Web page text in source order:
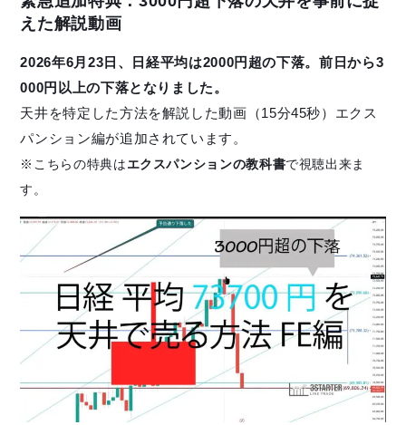
えた解説動画
2026年6月23日、日経平均は2000円超の下落。前日から3
000円以上の下落となりました。
天井を特定した方法を解説した動画（15分45秒）エクス
パンション編が追加されています。
※こちらの特典は エクスパンションの教科書で視聴出来ま
す。